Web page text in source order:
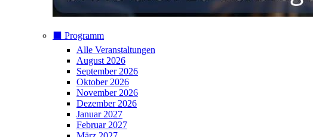
⬛️ Programm
Alle Veranstaltungen
August 2026
September 2026
Oktober 2026
November 2026
Dezember 2026
Januar 2027
Februar 2027